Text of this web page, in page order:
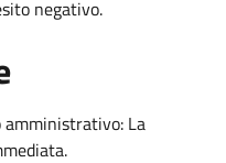
negativo.
amministrativo: La